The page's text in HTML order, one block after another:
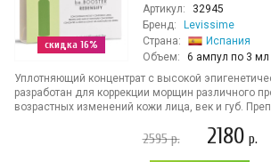
скидка 16%
Артикул:
32945
Бренд:
Levissime
Страна:
Испания
Объем:
6 ампул по 3 мл
Уплотняющий концентрат с высокой
разработан для коррекции морщин различного
возрастных изменений кожи лица, век и губ.
2595р. 2180 р.